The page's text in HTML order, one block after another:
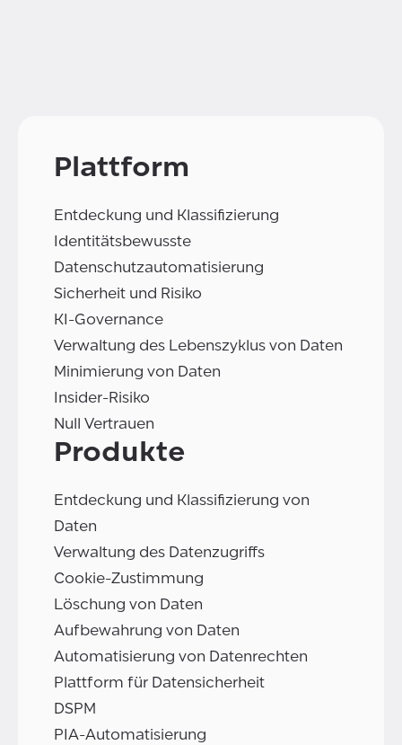
Plattform
Entdeckung und Klassifizierung
Identitätsbewusste
Datenschutzautomatisierung
Sicherheit und Risiko
KI-Governance
Verwaltung des Lebenszyklus von Daten
Minimierung von Daten
Insider-Risiko
Null Vertrauen
Produkte
Entdeckung und Klassifizierung von
Daten
Verwaltung des Datenzugriffs
Cookie-Zustimmung
Löschung von Daten
Aufbewahrung von Daten
Automatisierung von Datenrechten
Plattform für Datensicherheit
DSPM
PIA-Automatisierung